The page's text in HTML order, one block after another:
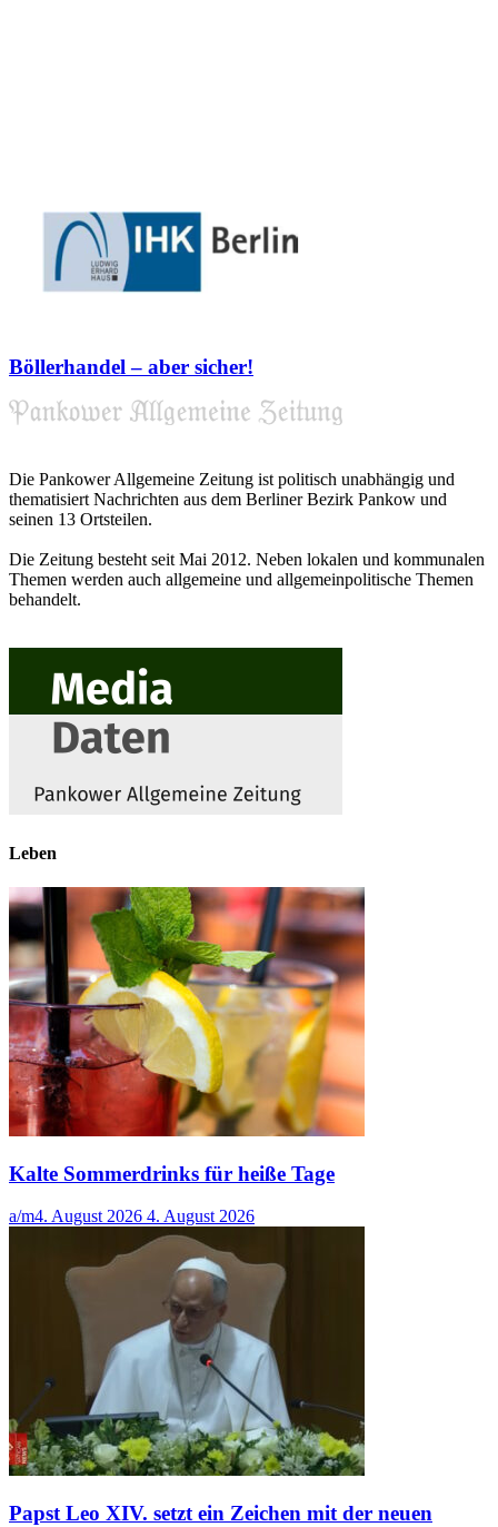
Böllerhandel – aber sicher!
Die Pankower Allgemeine Zeitung ist politisch unabhängig und
thematisiert Nachrichten aus dem Berliner Bezirk Pankow und
seinen 13 Ortsteilen.
Die Zeitung besteht seit Mai 2012. Neben lokalen und kommunalen
Themen werden auch allgemeine und allgemeinpolitische Themen
behandelt.
Leben
Kalte Sommerdrinks für heiße Tage
a/m4. August 2026 4. August 2026
Papst Leo XIV. setzt ein Zeichen mit der neuen